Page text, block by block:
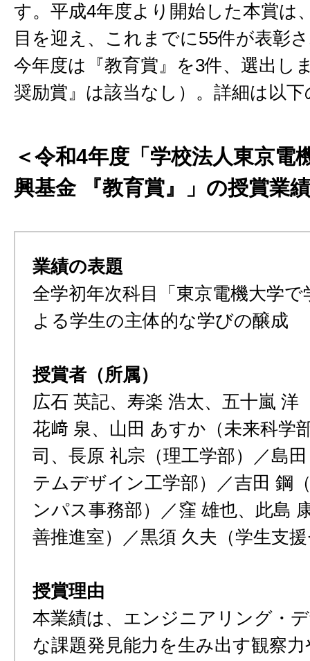
す。平成4年度より開始した本賞は
目を迎え、これまでに55件が表彰
今年度は『教育賞』を3件、選出し
奨励賞』は該当なし）。詳細は以
＜令和4年度「学校法人東京電
興基金 『教育賞』」の授賞業
業績の表題
全学初年次科目「東京電機大学
よる学生の主体的な学びの醸成
授賞者（所属）
広石 英記、寿楽 浩太、五十嵐 洋
花﨑 泉、山田 あすか（未来科学
司、長原 礼宗（理工学部）／島
テムデザイン工学部）／吉田 鋼
ンパス事務部）／窪 雄也、此島
善推進室）／黒須 久夫（学生支
授賞理由
本業績は、エンジニアリング・
な課題発見能力を生み出す観察